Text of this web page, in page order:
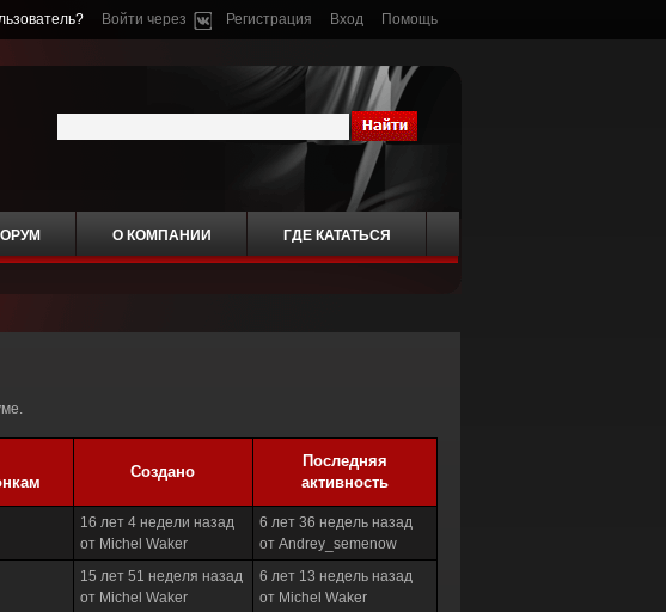
Войти через Регистрация Вход Помощь
О КОМПАНИИ ГДЕ КАТАТЬСЯ
Создано
Последняя
активность
16 лет 4 недели назад
от Michel Waker
6 лет 36 недель назад
от Andrey_semenow
15 лет 51 неделя назад
от Michel Waker
6 лет 13 недель назад
от Michel Waker